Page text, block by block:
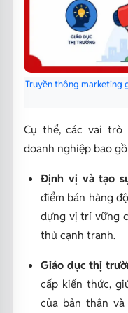
Truyền thông marketing
Cụ thể, các vai
doanh nghiệp bao
Định vị và tạo
điểm bán hàng
dựng vị trí vững
thủ cạnh tranh.
Giáo dục thị
cấp kiến thức,
của bản thân